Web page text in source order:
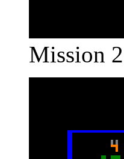
Mission 2